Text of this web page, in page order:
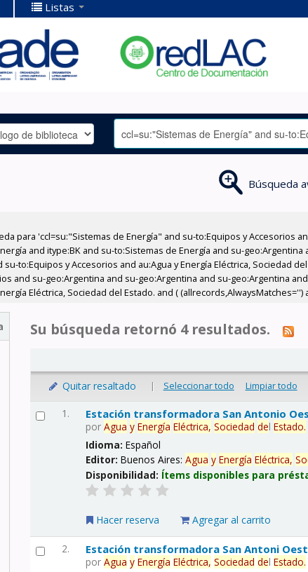
Listas
Búsqueda
para 'ccl=su:"Sistemas de Energía" and su-to:Equipos y Accesorios
and itype:BK and su-to:Sistemas de Energía and su-
su-to:Equipos y Accesorios and au:Agua y Energía Eléctrica, Sociedad
and su-geo:Argentina and su-geo:Argentina and su-geo:Argentina
Eléctrica, Sociedad del Estado. and (
Su búsqueda retornó 4 resultados.
Quitar resaltado | Seleccionar todo Limpiar todo
1. Estación transformadora San Antonio
porAgua y Energía Eléctrica, Sociedad delEstado.
Idioma:Español
Editor:Buenos Aires:Agua y Energía Eléctrica,
Disponibilidad: Ítems disponibles para
Hacer reserva Agregar al carrito
2. Estación transformadora San Antoni
porAgua y Energía Eléctrica, Sociedad delEstado.